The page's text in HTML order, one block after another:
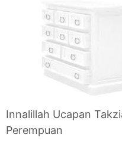
Innalillah Ucapan
Perempuan